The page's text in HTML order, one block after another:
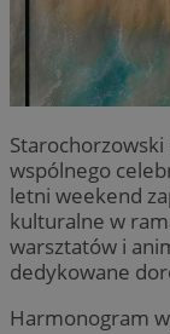
wspólnego
letni weekend
kulturalne w
warsztatów i
dedykowane
Harmonogram